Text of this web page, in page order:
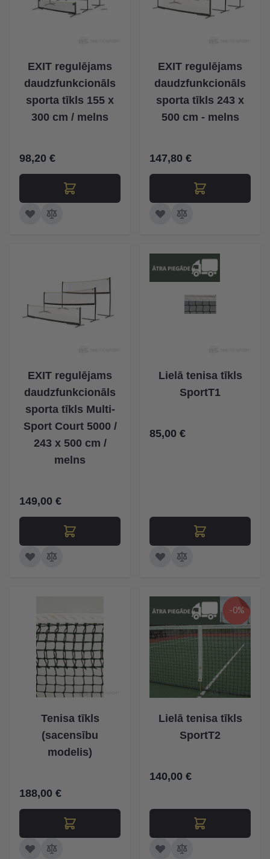
EXIT regulējams
daudzfunkcionāls
sporta tīkls 155 x
300 cm / melns
98,20 €
EXIT regulējams
daudzfunkcionāls
sporta tīkls 243 x
500 cm - melns
147,80 €
EXIT regulējams
daudzfunkcionāls
sporta tīkls Multi-
Sport Court 5000 /
243 x 500 cm /
melns
149,00 €
Lielā tenisa tīkls
SportT1
85,00 €
Tenisa tīkls
(sacensību
modelis)
188,00 €
-0%
Lielā tenisa tīkls
SportT2
140,00 €